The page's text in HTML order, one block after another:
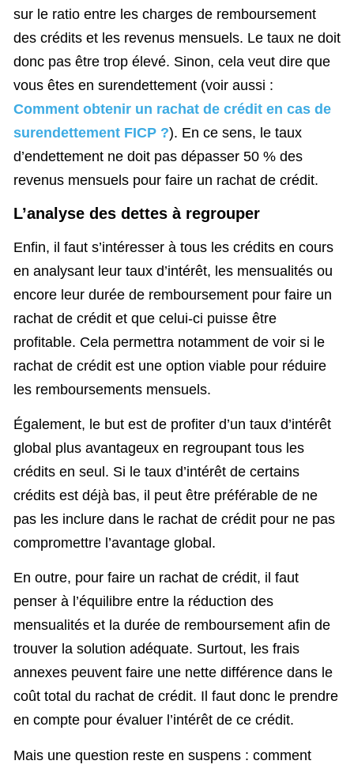
sur le ratio entre les charges de remboursement
des crédits et les revenus mensuels. Le taux ne doit
donc pas être trop élevé. Sinon, cela veut dire que
vous êtes en surendettement (voir aussi :
Comment obtenir un rachat de crédit en cas de
surendettement FICP ?). En ce sens, le taux
d’endettement ne doit pas dépasser 50 % des
revenus mensuels pour faire un rachat de crédit.
L’analyse des dettes à regrouper
Enfin, il faut s’intéresser à tous les crédits en cours
en analysant leur taux d’intérêt, les mensualités ou
encore leur durée de remboursement pour faire un
rachat de crédit et que celui-ci puisse être
profitable. Cela permettra notamment de voir si le
rachat de crédit est une option viable pour réduire
les remboursements mensuels.
Également, le but est de profiter d’un taux d’intérêt
global plus avantageux en regroupant tous les
crédits en seul. Si le taux d’intérêt de certains
crédits est déjà bas, il peut être préférable de ne
pas les inclure dans le rachat de crédit pour ne pas
compromettre l’avantage global.
En outre, pour faire un rachat de crédit, il faut
penser à l’équilibre entre la réduction des
mensualités et la durée de remboursement afin de
trouver la solution adéquate. Surtout, les frais
annexes peuvent faire une nette différence dans le
coût total du rachat de crédit. Il faut donc le prendre
en compte pour évaluer l’intérêt de ce crédit.
Mais une question reste en suspens : comment